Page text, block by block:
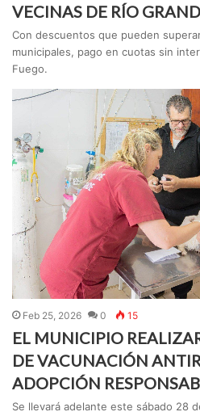
VECINAS DE RÍO
Con descuentos que pueden
municipales, pago en cuotas sin
Fuego.
Feb 25, 2026 0 15
EL MUNICIPIO
DE VACUNACIÓN
ADOPCIÓN
Se llevará adelante este sábado 28